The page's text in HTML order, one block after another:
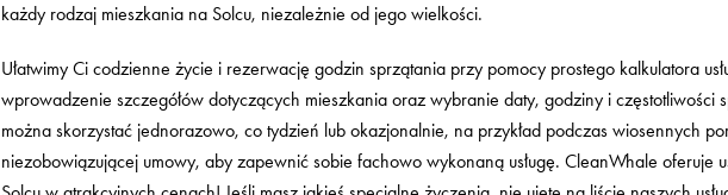
każdy rodzaj mieszkania na Solcu, niezależnie od jego wielkości.
Ułatwimy Ci codzienne życie i rezerwację godzin sprzątania przy pomocy prostego kalkulatora
wprowadzenie szczegółów dotyczących mieszkania oraz wybranie daty, godziny i częstotliwości
można skorzystać jednorazowo, co tydzień lub okazjonalnie, na przykład podczas wiosennych
niezobowiązującej umowy, aby zapewnić sobie fachowo wykonaną usługę. CleanWhale oferuje